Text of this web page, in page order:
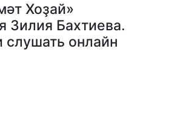
Хоҙай»
Зилия Бахтиева.
слушать онлайн